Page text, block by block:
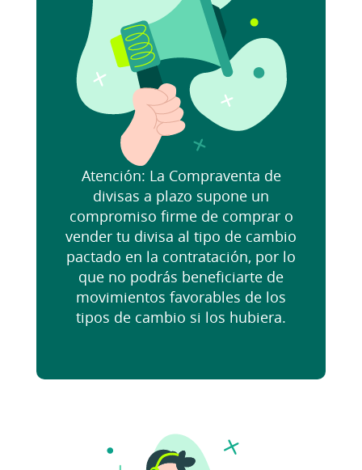
Atención: La Compraventa de
divisas a plazo supone un
compromiso firme de comprar o
vender tu divisa al tipo de cambio
pactado en la contratación, por lo
que no podrás beneficiarte de
movimientos favorables de los
tipos de cambio si los hubiera.